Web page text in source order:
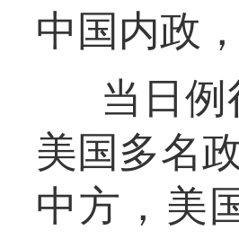
中国内政
当日
美国多名
中方，美